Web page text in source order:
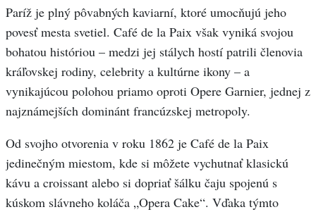
Paríž je plný pôvabných kaviarní, ktoré umocňujú jeho
povesť mesta svetiel. Café de la Paix však vyniká svojou
bohatou históriou – medzi jej stálych hostí patrili členovia
kráľovskej rodiny, celebrity a kultúrne ikony – a
vynikajúcou polohou priamo oproti Opere Garnier, jednej z
najznámejších dominánt francúzskej metropoly.
Od svojho otvorenia v roku 1862 je Café de la Paix
jedinečným miestom, kde si môžete vychutnať klasickú
kávu a croissant alebo si dopriať šálku čaju spojenú s
kúskom slávneho koláča „Opera Cake“. Vďaka týmto